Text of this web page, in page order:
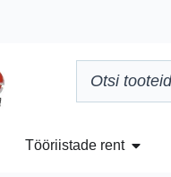
Tööriistade rent